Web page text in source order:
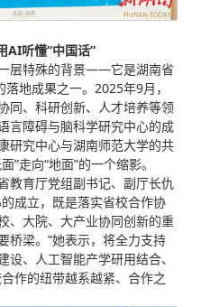
AI听懂“中国话”
层特殊的背景——它是湖南省
地成果之一。2025年9月，
同、科研创新、人才培养等领
言障碍与脑科学研究中心的成
研究中心与湖南师范大学的共
”走向“地面”的一个缩影。
教育厅党组副书记、副厅长仇
成立，既是落实省校合作协
、大院、大产业协同创新的重
桥梁。”她表示，将全力支持
、人工智能产学研用结合、
作的纽带越系越紧、合作之